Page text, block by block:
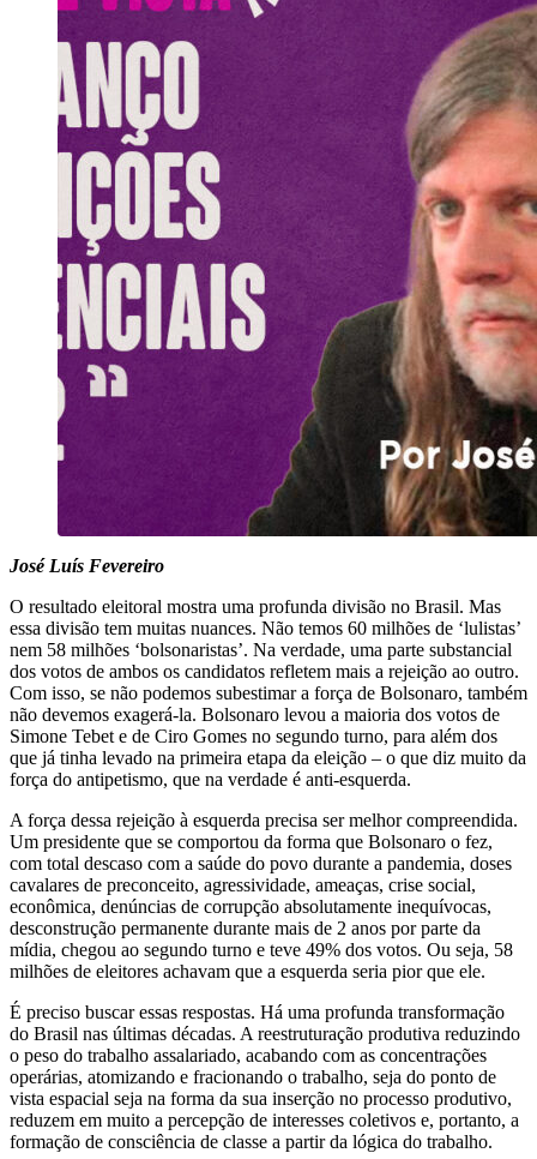
José Luís Fevereiro
O resultado eleitoral mostra uma profunda divisão no Brasil. Mas
essa divisão tem muitas nuances. Não temos 60 milhões de ‘lulistas’
nem 58 milhões ‘bolsonaristas’. Na verdade, uma parte substancial
dos votos de ambos os candidatos refletem mais a rejeição ao outro.
Com isso, se não podemos subestimar a força de Bolsonaro, também
não devemos exagerá-la. Bolsonaro levou a maioria dos votos de
Simone Tebet e de Ciro Gomes no segundo turno, para além dos
que já tinha levado na primeira etapa da eleição – o que diz muito da
força do antipetismo, que na verdade é anti-esquerda.
A força dessa rejeição à esquerda precisa ser melhor compreendida.
Um presidente que se comportou da forma que Bolsonaro o fez,
com total descaso com a saúde do povo durante a pandemia, doses
cavalares de preconceito, agressividade, ameaças, crise social,
econômica, denúncias de corrupção absolutamente inequívocas,
desconstrução permanente durante mais de 2 anos por parte da
mídia, chegou ao segundo turno e teve 49% dos votos. Ou seja, 58
milhões de eleitores achavam que a esquerda seria pior que ele.
É preciso buscar essas respostas. Há uma profunda transformação
do Brasil nas últimas décadas. A reestruturação produtiva reduzindo
o peso do trabalho assalariado, acabando com as concentrações
operárias, atomizando e fracionando o trabalho, seja do ponto de
vista espacial seja na forma da sua inserção no processo produtivo,
reduzem em muito a percepção de interesses coletivos e, portanto, a
formação de consciência de classe a partir da lógica do trabalho.